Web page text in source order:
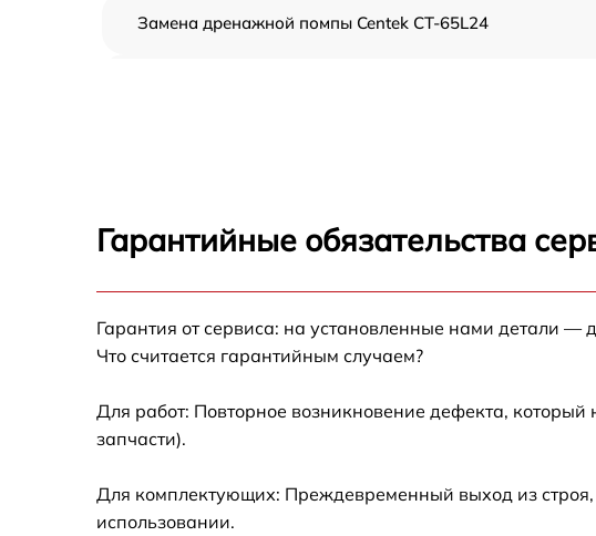
Замена дренажной помпы Centek CT-65L24
Гарантийные обязательства
Гарантия от сервиса: на установленные нами детали —
Что считается гарантийным случаем?
Для работ: Повторное возникновение дефекта,
запчасти).
Для комплектующих: Преждевременный выход из строя,
использовании.